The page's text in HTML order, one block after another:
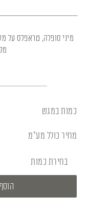
מיני סופלה, טראפלס על
כמות במגש
מחיר כולל מע”מ
בחירת כמות